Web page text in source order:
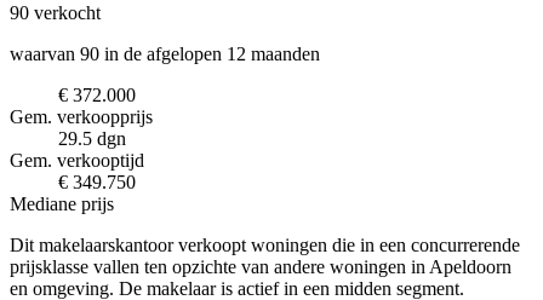
90 verkocht
waarvan 90 in de afgelopen 12 maanden
€ 372.000
Gem. verkoopprijs
29.5 dgn
Gem. verkooptijd
€ 349.750
Mediane prijs
Dit makelaarskantoor verkoopt woningen die in een concurrerende
prijsklasse vallen ten opzichte van andere woningen in Apeldoorn
en omgeving. De makelaar is actief in een midden segment.